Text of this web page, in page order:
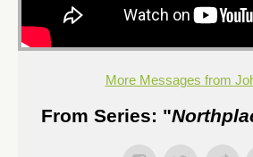
More Messages from
From Series: "